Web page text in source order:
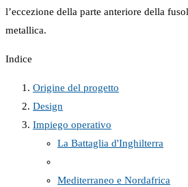
l’eccezione della parte anteriore della
metallica.
Indice
Origine del progetto
Design
Impiego operativo
La Battaglia d'Inghilterra
Mediterraneo e Nordafrica